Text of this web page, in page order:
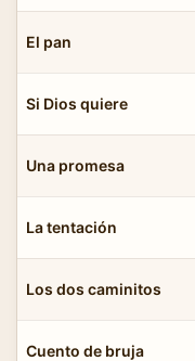
El pan
Si Dios quiere
Una promesa
La tentación
Los dos caminitos
Cuento de bruja